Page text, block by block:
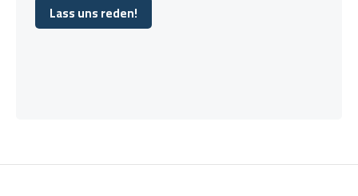
Lass uns reden!
Lass uns reden!